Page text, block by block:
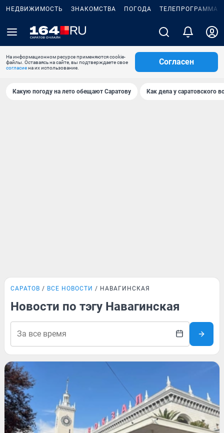
НЕДВИЖИМОСТЬ ЗНАКОМСТВА ПОГОДА ТЕЛЕПРОГРАММА
На информационном ресурсе применяются cookie-
файлы. Оставаясь на сайте, вы подтверждаете свое
согласиена их использование.
Согласен
Какую погоду на лето обещают Саратову Как дела у саратовского
САРАТОВ ВСЕ НОВОСТИ НАВАГИНСКАЯ
Новости по тэгу Навагинская